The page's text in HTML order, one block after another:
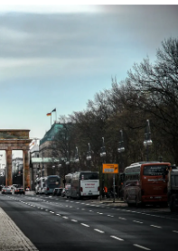
人力资源与薪资解决方案
队
算速度